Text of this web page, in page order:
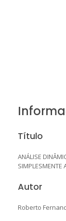
Título
ANÁLISE
SIMPLESMENTE
Autor
Roberto